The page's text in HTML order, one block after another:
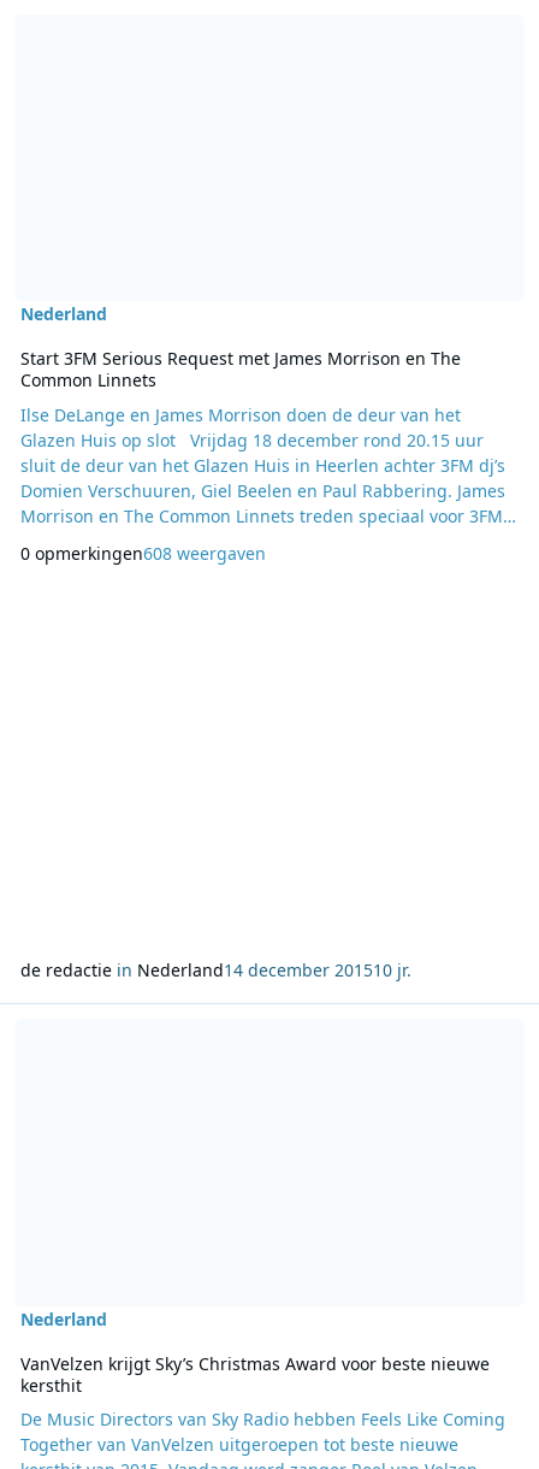
Nederland
Start 3FM Serious Request met James Morrison en The
Common Linnets
Ilse DeLange en James Morrison doen de deur van het
Glazen Huis op slot Vrijdag 18 december rond 20.15 uur
sluit de deur van het Glazen Huis in Heerlen achter 3FM dj’s
Domien Verschuuren, Giel Beelen en Paul Rabbering. James
Morrison en The Common Linnets treden speciaal voor 3FM
Heerlen. De Britse singer-songwriter doet samen met
0 opmerkingen608 weergaven
de redactiein Nederland14 december 201510 jr.
Nederland
VanVelzen krijgt Sky’s Christmas Award voor beste nieuwe
kersthit
De Music Directors van Sky Radio hebben Feels Like Coming
Together van VanVelzen uitgeroepen tot beste nieuwe